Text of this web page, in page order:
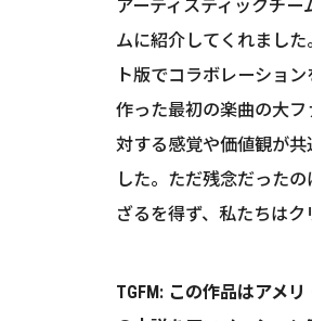
アーティスティックチ
ムに紹介してくれました
ト版でコラボレーショ
作った最初の楽曲の大
対する感覚や価値観が
した。ただ残念だった
ざるを得ず、私たちは
TGFM: この作品はアメ